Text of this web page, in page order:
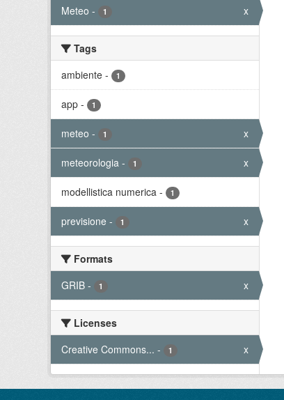
Meteo - 1 x
Tags
ambiente - 1
app - 1
meteo - 1 x
meteorologia - 1 x
modellistica numerica - 1
previsione - 1 x
Formats
GRIB - 1 x
Licenses
Creative Commons... - 1 x